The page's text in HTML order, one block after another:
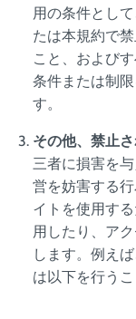
用の条件とし
たは本規約で
こと、および
条件または制
す。
その他、禁止
三者に損害を
営を妨害する
イトを使用す
用したり、ア
します。例え
は以下を行うこ